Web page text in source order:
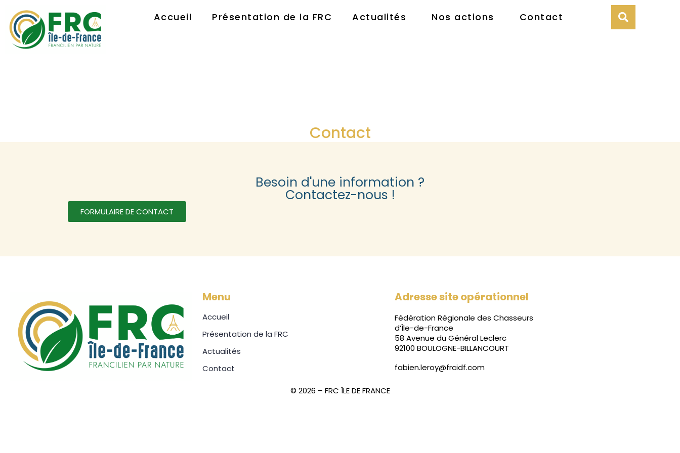
Accueil Présentation de la FRC Actualités Nos actions Contact
Contact
Besoin d'une information ?
Contactez-nous !
FORMULAIRE DE CONTACT
Menu
Accueil
Présentation de la FRC
Actualités
Contact
Adresse site opérationnel
Fédération Régionale des Chasseurs
d’Île-de-France
58 Avenue du Général Leclerc
92100 BOULOGNE-BILLANCOURT
fabien.leroy@frcidf.com
© 2026 – FRC ÎLE DE FRANCE